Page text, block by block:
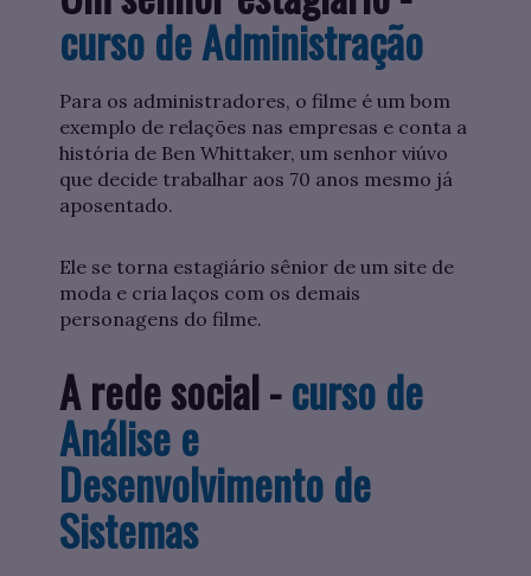
curso de Administração
Para os administradores, o filme é um bom
exemplo de relações nas empresas e conta a
história de Ben Whittaker, um senhor viúvo
que decide trabalhar aos 70 anos mesmo já
aposentado.
Ele se torna estagiário sênior de um site de
moda e cria laços com os demais
personagens do filme.
A rede social -curso de
Análise e
Desenvolvimento de
Sistemas